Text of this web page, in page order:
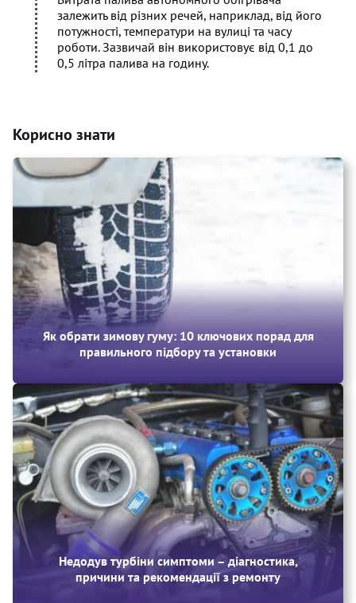
залежить від різних речей, наприклад, від його
потужності, температури на вулиці та часу
роботи. Зазвичай він використовує від 0,1 до
0,5 літра палива на годину.
Корисно знати
Як обрати зимову гуму: 10 ключових порад для
правильного підбору та установки
Недодув турбіни симптоми – діагностика,
причини та рекомендації з ремонту